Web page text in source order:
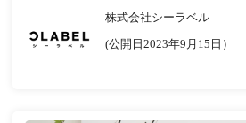
株式会社シーラベル
(公開日2023年9月15日）